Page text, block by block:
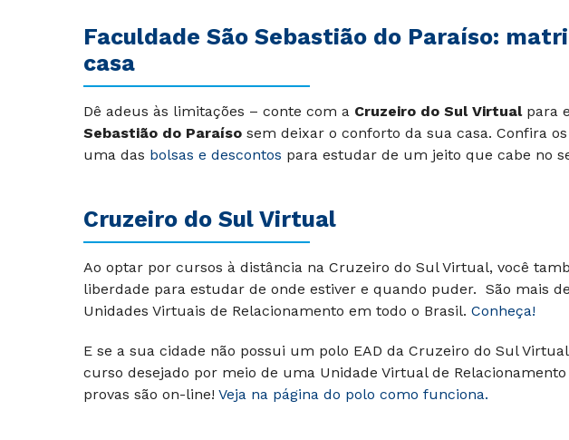
Faculdade São Sebastião do Paraíso:
casa
Dê adeus às limitações – conte com a Cruzeiro do Sul Virtualpara
Sebastião do Paraíso sem deixar o conforto da sua casa. Confira os
uma das bolsas e descontos para estudar de um jeito que cabe no
Cruzeiro do Sul Virtual
Ao optar por cursos à distância na Cruzeiro do Sul Virtual, você
liberdade para estudar de onde estiver e quando puder. São mais
Unidades Virtuais de Relacionamento em todo o Brasil. Conheça!
E se a sua cidade não possui um polo EAD da Cruzeiro do Sul
curso desejado por meio de uma Unidade Virtual de Relacionamento
provas são on-line! Veja na página do polo como funciona.